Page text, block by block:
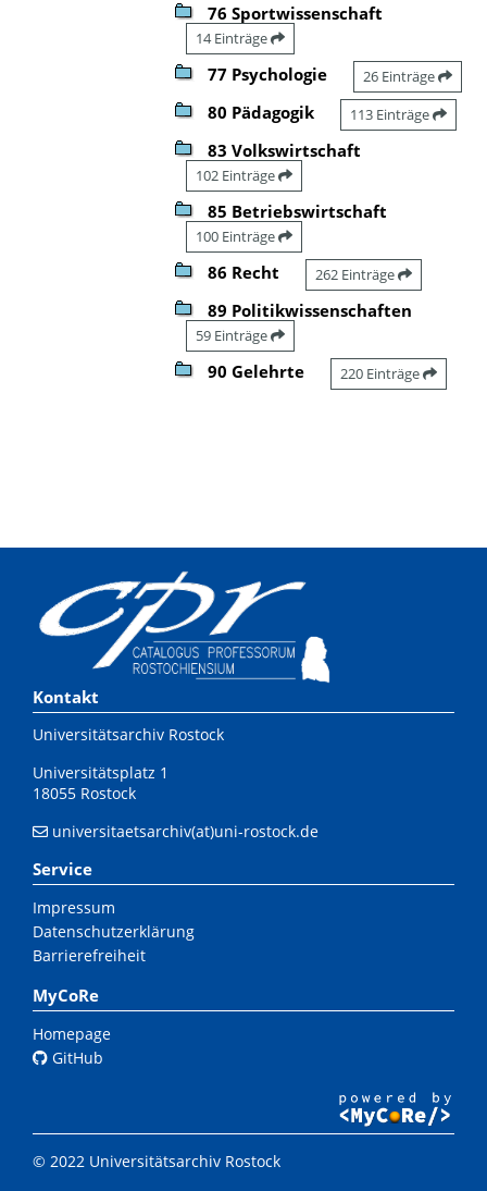
76 Sportwissenschaft
14 Einträge
77 Psychologie 26 Einträge
80 Pädagogik 113 Einträge
83 Volkswirtschaft
102 Einträge
85 Betriebswirtschaft
100 Einträge
86 Recht 262 Einträge
89 Politikwissenschaften
59 Einträge
90 Gelehrte 220 Einträge
Kontakt
Universitätsarchiv Rostock
Universitätsplatz 1
18055 Rostock
universitaetsarchiv(at)uni-rostock.de
Service
Impressum
Datenschutzerklärung
Barrierefreiheit
MyCoRe
Homepage
GitHub
© 2022 Universitätsarchiv Rostock